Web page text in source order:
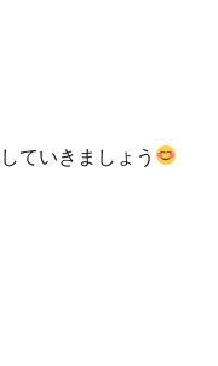
ていきましょう